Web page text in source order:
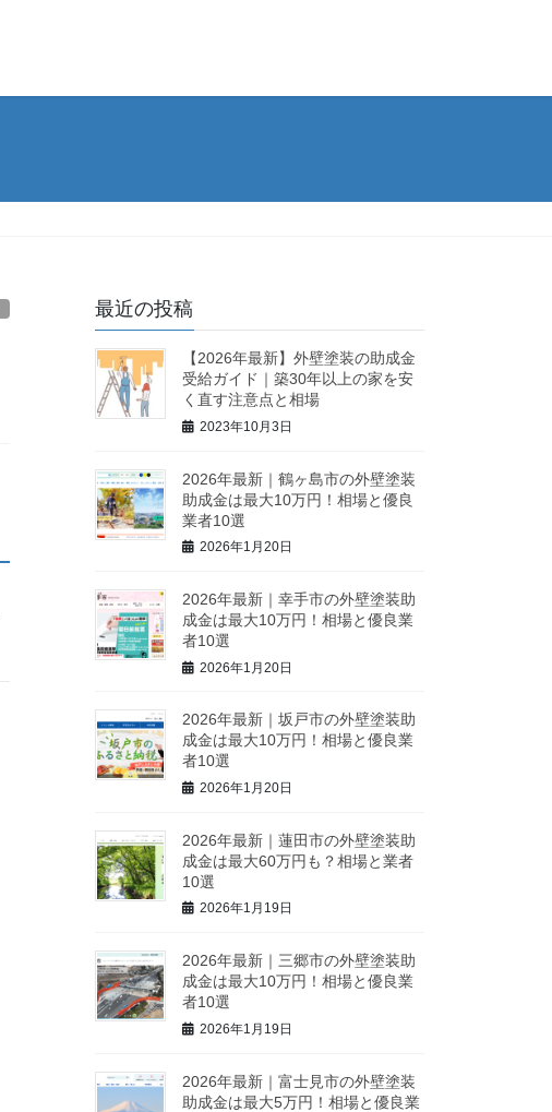
最近の投稿
【2026年最新】外壁塗装の助成金
受給ガイド｜築30年以上の家を安
く直す注意点と相場
2023年10月3日
2026年最新｜鶴ヶ島市の外壁塗装
助成金は最大10万円！相場と優良
業者10選
2026年1月20日
2026年最新｜幸手市の外壁塗装助
成金は最大10万円！相場と優良業
者10選
2026年1月20日
2026年最新｜坂戸市の外壁塗装助
成金は最大10万円！相場と優良業
者10選
2026年1月20日
2026年最新｜蓮田市の外壁塗装助
成金は最大60万円も？相場と業者
10選
2026年1月19日
2026年最新｜三郷市の外壁塗装助
成金は最大10万円！相場と優良業
者10選
2026年1月19日
2026年最新｜富士見市の外壁塗装
助成金は最大5万円！相場と優良業